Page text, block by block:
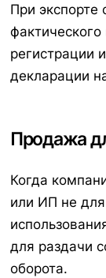
При экспорте
регистрации
декларации
Продажа
Когда
или ИП не
для раздачи
оборота.